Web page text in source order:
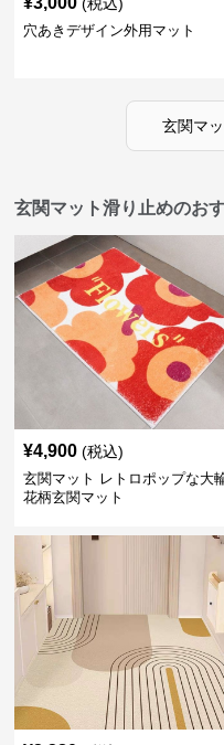
穴あきデザイン外用マット
玄関マ
玄関マット滑り止めのお
¥4,900 (税込)
玄関マット レトロポップな大
花柄玄関マット